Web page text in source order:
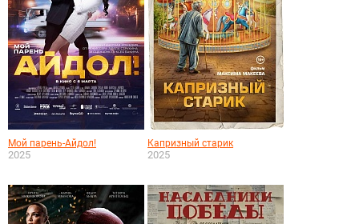
Мой парень-Айдол!
2025
Капризный старик
2025